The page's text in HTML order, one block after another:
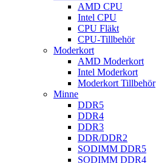
AMD CPU
Intel CPU
CPU Fläkt
CPU-Tillbehör
Moderkort
AMD Moderkort
Intel Moderkort
Moderkort Tillbehör
Minne
DDR5
DDR4
DDR3
DDR/DDR2
SODIMM DDR5
SODIMM DDR4